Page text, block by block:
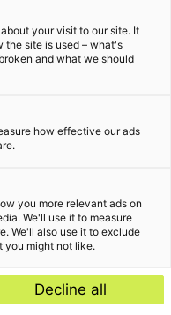
your visit to our site. It
the site is used – what's
and what we should
how effective our ads
you more relevant ads on
We'll use it to measure
We'll also use it to exclude
you might not like.
Decline all